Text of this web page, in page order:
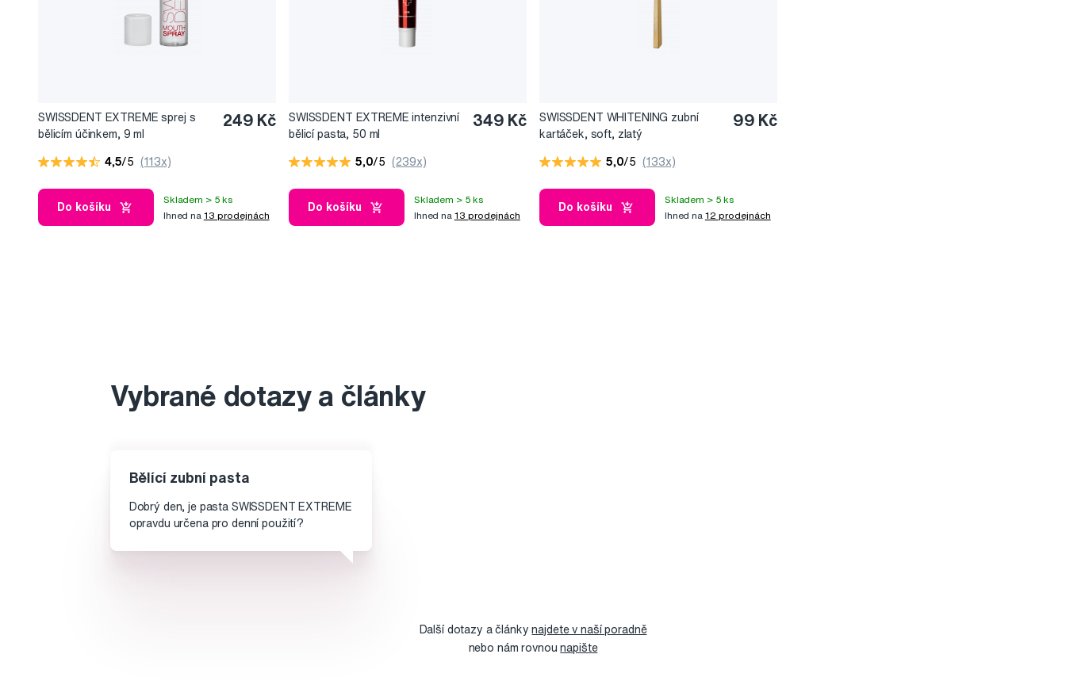
SWISSDENT EXTREME sprej s
bělicím účinkem, 9 ml
249 Kč
4,5/5 (113x)
Do košíku
Skladem > 5 ks
Ihned na 13 prodejnách
SWISSDENT EXTREME intenzivní
bělicí pasta, 50 ml
349 Kč
5,0/5 (239x)
Do košíku
Skladem > 5 ks
Ihned na 13 prodejnách
SWISSDENT WHITENING zubní
kartáček, soft, zlatý
99 Kč
5,0/5 (133x)
Do košíku
Skladem > 5 ks
Ihned na 12 prodejnách
Vybrané dotazy a články
Bělící zubní pasta
Dobrý den, je pasta SWISSDENT EXTREME
opravdu určena pro denní použití?
Další dotazy a článkynajdete v naší poradně
nebo nám rovnounapište